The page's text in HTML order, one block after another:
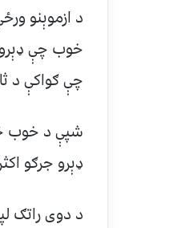
د ازموېنو
خوب چې ډېرو
چې ګواکې د
شپې د خوب
ډېرو جرګو
د دوی راتګ